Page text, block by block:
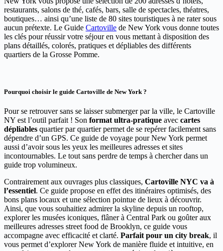
restaurants, salons de thé, cafés, bars, salle de spectacles, théatres,
boutiques… ainsi qu’une liste de 80 sites touristiques à ne rater sous
aucun prétexte. Le Guide Cartoville de New York vous donne toutes
les clés pour réussir votre séjour en vous mettant à disposition des
plans détaillés, colorés, pratiques et dépliables des différents
quartiers de la Grosse Pomme.
Pourquoi choisir le guide Cartoville de New York ?
Pour se retrouver sans se laisser submerger par la ville, le Cartoville
NY est l’outil parfait ! Son format ultra-pratique avec cartes
dépliables quartier par quartier permet de se repérer facilement sans
dépendre d’un GPS. Ce guide de voyage pour New York permet
aussi d’avoir sous les yeux les meilleures adresses et sites
incontournables. Le tout sans perdre de temps à chercher dans un
guide trop volumineux.
Contrairement aux ouvrages plus classiques, Cartoville NYC va à
l’essentiel. Ce guide propose en effet des itinéraires optimisés, des
bons plans locaux et une sélection pointue de lieux à découvrir.
Ainsi, que vous souhaitiez admirer la skyline depuis un rooftop,
explorer les musées iconiques, flâner à Central Park ou goûter aux
meilleures adresses street food de Brooklyn, ce guide vous
accompagne avec efficacité et clarté. Parfait pour un city break, il
vous permet d’explorer New York de manière fluide et intuitive, en